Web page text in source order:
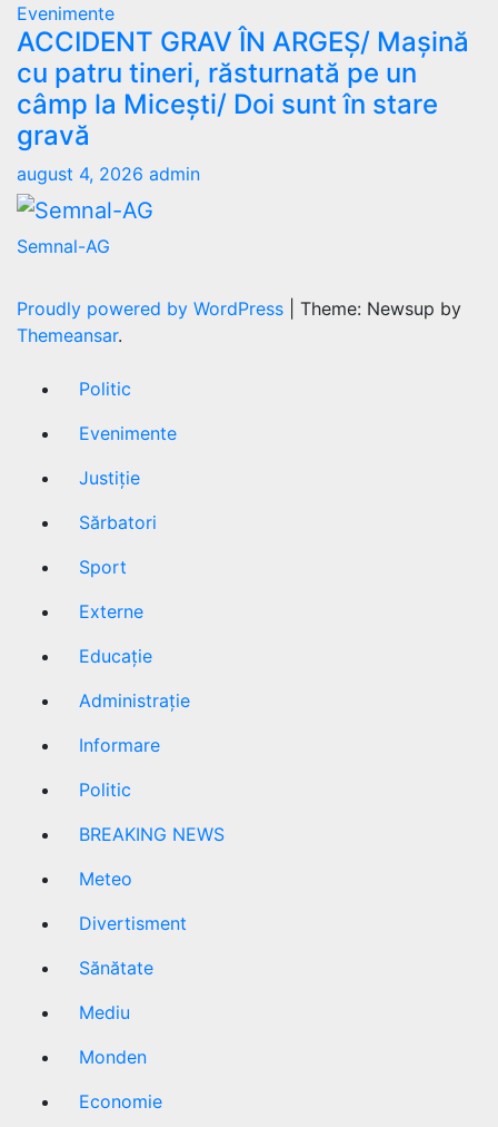
Evenimente
ACCIDENT GRAV ÎN ARGEȘ/ Mașină
cu patru tineri, răsturnată pe un
câmp la Micești/ Doi sunt în stare
gravă
august 4, 2026 admin
Semnal-AG
Proudly powered by WordPress
Theme: Newsup by
Themeansar.
Politic
Evenimente
Justiție
Sărbatori
Sport
Externe
Educație
Administrație
Informare
Politic
BREAKING NEWS
Meteo
Divertisment
Sănătate
Mediu
Monden
Economie